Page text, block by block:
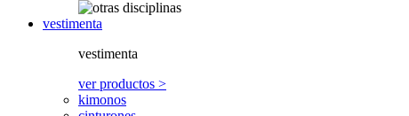
vestimenta
vestimenta
ver productos >
kimonos